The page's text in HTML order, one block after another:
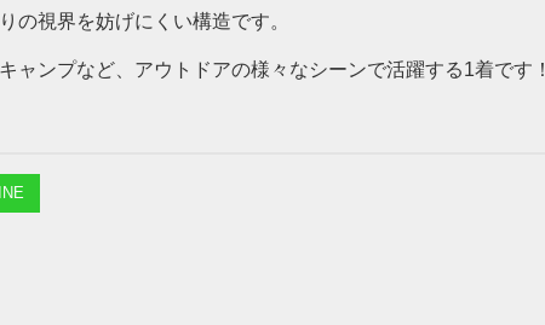
の視界を妨げにくい構造です。
ャンプなど、アウトドアの様々なシーンで活躍する1着です！